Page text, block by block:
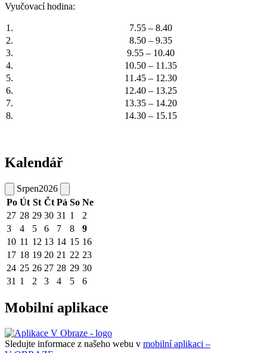
Vyučovací hodina:
1.
7.55 – 8.40
2.
8.50 – 9.35
3.
9.55 – 10.40
4.
10.50 – 11.35
5.
11.45 – 12.30
6.
12.40 – 13.25
7.
13.35 – 14.20
8.
14.30 – 15.15
Kalendář
Srpen2026
Po Út St Čt Pá So Ne
27 28 29 30 31 1
2
3
4 5 6 7 8
9
10 11 12 13 14 15 16
17 18 19 20 21 22 23
24 25 26 27 28 29 30
31 1 2 3 4 5 6
Mobilní aplikace
Sledujte informace z našeho webu v mobilní aplikaci –